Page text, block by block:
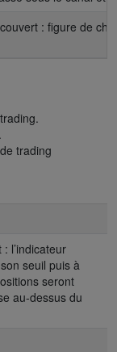
: figure de
trading
l’indicateur
seuil puis à
seront
au-dessus du